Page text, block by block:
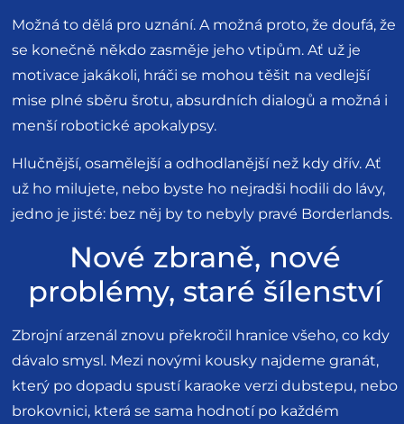
Možná to dělá pro uznání. A možná proto, že doufá, že
se konečně někdo zasměje jeho vtipům. Ať už je
motivace jakákoli, hráči se mohou těšit na vedlejší
mise plné sběru šrotu, absurdních dialogů a možná i
menší robotické apokalypsy.
Hlučnější, osamělejší a odhodlanější než kdy dřív. Ať
už ho milujete, nebo byste ho nejradši hodili do lávy,
jedno je jisté: bez něj by to nebyly pravé Borderlands.
Nové zbraně, nové
problémy, staré šílenství
Zbrojní arzenál znovu překročil hranice všeho, co kdy
dávalo smysl. Mezi novými kousky najdeme granát,
který po dopadu spustí karaoke verzi dubstepu, nebo
brokovnici, která se sama hodnotí po každém